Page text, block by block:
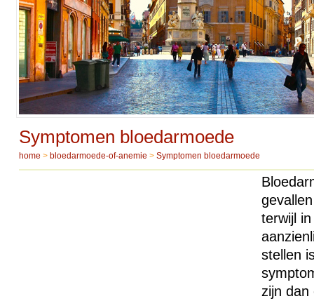
Symptomen bloedarmoede
home > bloedarmoede-of-anemie > Symptomen bloedarmoede
terwijl
stellen
zijn dan